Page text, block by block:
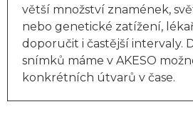
větší množství znamének,
nebo genetické zatížení,
doporučit i častější intervaly.
snímků máme v AKESO
konkrétních útvarů v čase.